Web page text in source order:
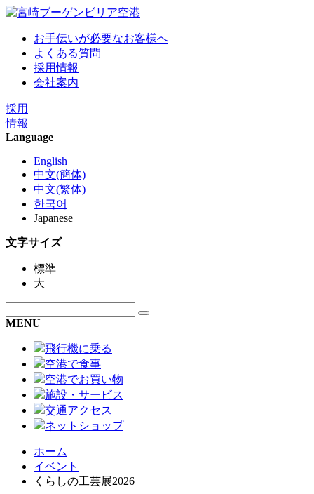
お手伝いが必要なお客様へ
よくある質問
採用情報
会社案内
採用
情報
Language
English
中文(簡体)
中文(繁体)
한국어
Japanese
文字サイズ
標準
大
MENU
飛行機に乗る
空港で食事
空港でお買い物
施設・サービス
交通アクセス
ネットショップ
ホーム
イベント
くらしの工芸展2026